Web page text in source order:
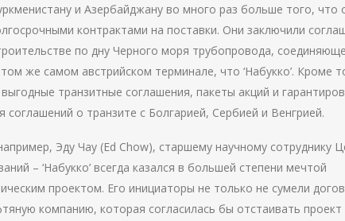
и Азербайджану во много раз больше того, что
контрактами на поставки. Они заключили
по дну Черного моря трубопровода,
же самом австрийском терминале, что ‘Набукко’. Кроме
транзитные соглашения, пакеты акций и
соглашений о транзите с Болгарией, Сербией и Венгрией.
Эду Чау (Ed Chow), старшему научному сотруднику
– ‘Набукко’ всегда казался в большей степени мечтой
проектом. Его инициаторы не только не сумели
компанию, которая согласилась бы отстаивать проект